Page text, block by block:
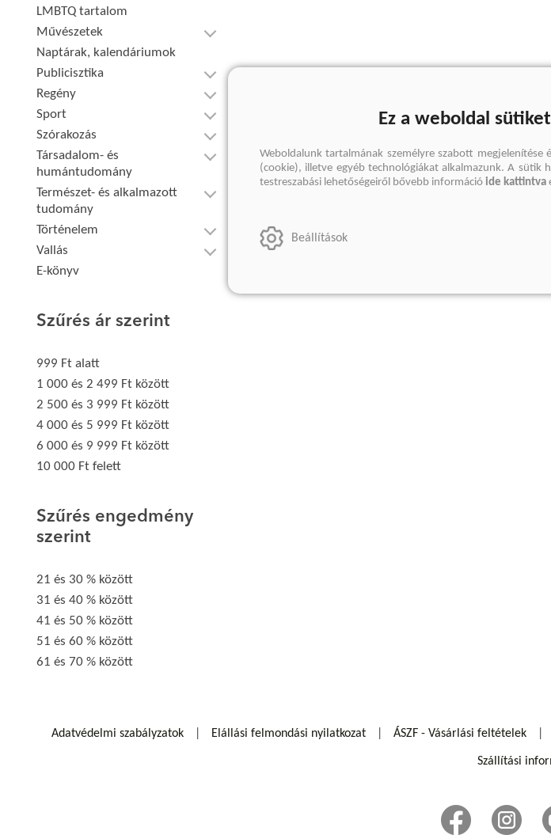
LMBTQ tartalom
Művészetek
Naptárak, kalendáriumok
Publicisztika
Regény
Sport
Szórakozás
Társadalom- és
humántudomány
Természet- és alkalmazott
tudomány
Történelem
Vallás
E-könyv
Szűrés ár szerint
999 Ft alatt
1 000 és 2 499 Ft között
2 500 és 3 999 Ft között
4 000 és 5 999 Ft között
6 000 és 9 999 Ft között
10 000 Ft felett
Szűrés engedmény
szerint
21 és 30 % között
31 és 40 % között
41 és 50 % között
51 és 60 % között
61 és 70 % között
Adatvédelmi szabályzatok Elállási felmondási nyilatkozat ÁSZF - Vásárlási feltételek
Szállítási
Ez a weboldal
Weboldalunk tartalmának személyre szabott megjelenítése
(cookie), illetve egyéb technológiákat alkalmazunk. A sütik
testreszabási lehetőségeiről bővebb információ ide kattintva
Beállítások